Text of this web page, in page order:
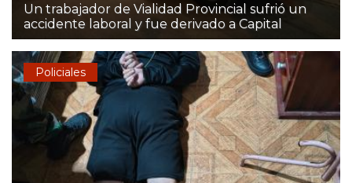
Un trabajador de Vialidad Provincial sufrió un
accidente laboral y fue derivado a Capital
Policiales